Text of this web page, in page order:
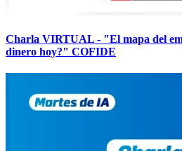
Charla VIRTUAL - "El mapa del
dinero hoy?" COFIDE